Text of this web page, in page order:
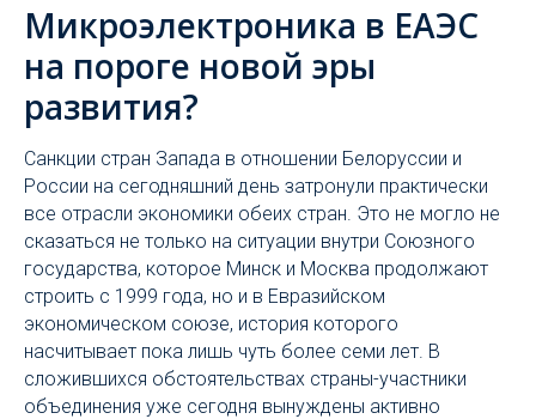
Микроэлектроника в ЕАЭС
на пороге новой эры
развития?
Санкции стран Запада в отношении Белоруссии и
России на сегодняшний день затронули практически
все отрасли экономики обеих стран. Это не могло не
сказаться не только на ситуации внутри Союзного
государства, которое Минск и Москва продолжают
строить с 1999 года, но и в Евразийском
экономическом союзе, история которого
насчитывает пока лишь чуть более семи лет. В
сложившихся обстоятельствах страны-участники
объединения уже сегодня вынуждены активно